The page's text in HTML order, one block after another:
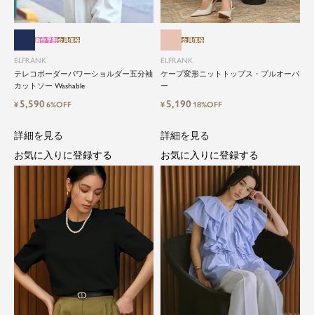
ELFRANK
テレコボーダーパワーショルダー五分袖
カットソー Washable
新作早割会員価格
¥5,5906%OFF
ELFRANK
ケープ変形ニットトップス・プルオーバ
ー
会員価格
¥5,190 18%OFF
詳細を見る
お気に入りに登録する
詳細を見る
お気に入りに登録する